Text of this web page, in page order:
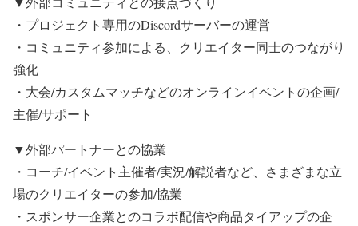
・プロジェクト専用のDiscordサーバーの運営
・コミュニティ参加による、クリエイター同士のつながり
強化
・大会/カスタムマッチなどのオンラインイベントの企画/
主催/サポート
▼外部パートナーとの協業
・コーチ/イベント主催者/実況/解説者など、さまざまな立
場のクリエイターの参加/協業
・スポンサー企業とのコラボ配信や商品タイアップの企